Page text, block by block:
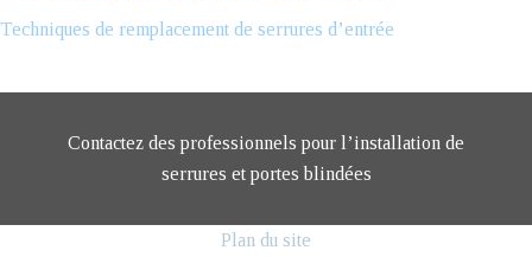
Techniques de remplacement de serrures d’entrée
Contactez des professionnels pour l’installation de
serrures et portes blindées
Plan du site